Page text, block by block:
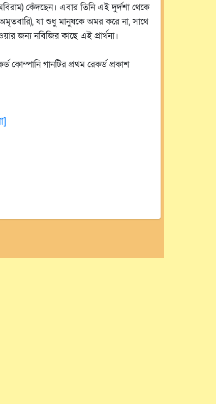
কেঁদছেন। এবার তিনি এই দুর্দশা থেকে
যা শুধু মানুষকে অমর করে না, সাথে
জন্য নবিজির কাছে এই প্রার্থনা।
কোম্পানি গানটির প্রথম রেকর্ড প্রকাশ